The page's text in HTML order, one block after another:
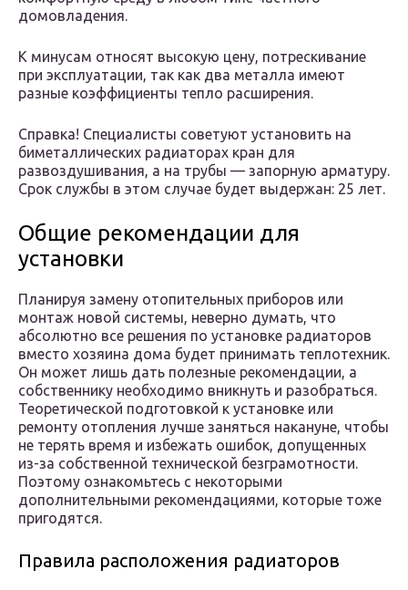
домовладения.
К минусам относят высокую цену, потрескивание
при эксплуатации, так как два металла имеют
разные коэффициенты тепло расширения.
Справка! Специалисты советуют установить на
биметаллических радиаторах кран для
развоздушивания, а на трубы — запорную арматуру.
Срок службы в этом случае будет выдержан: 25 лет.
Общие рекомендации для
установки
Планируя замену отопительных приборов или
монтаж новой системы, неверно думать, что
абсолютно все решения по установке радиаторов
вместо хозяина дома будет принимать теплотехник.
Он может лишь дать полезные рекомендации, а
собственнику необходимо вникнуть и разобраться.
Теоретической подготовкой к установке или
ремонту отопления лучше заняться накануне, чтобы
не терять время и избежать ошибок, допущенных
из-за собственной технической безграмотности.
Поэтому ознакомьтесь с некоторыми
дополнительными рекомендациями, которые тоже
пригодятся.
Правила расположения радиаторов